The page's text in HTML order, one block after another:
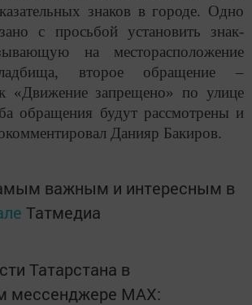
знаков в городе. Одно
с просьбой установить знак-
на месторасположение
второе обращение –
«Движение запрещено» по улице
обращения будут рассмотрены и
Данияр Бакиров.
важным и интересным в
Татмедиа
Татарстана в
мессенджере MАХ: